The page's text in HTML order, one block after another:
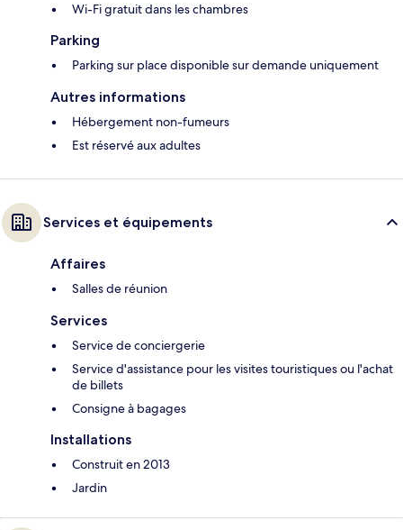
Wi-Fi gratuit dans les chambres
Parking
Parking sur place disponible sur demande uniquement
Autres informations
Hébergement non-fumeurs
Est réservé aux adultes
Services et équipements
Affaires
Salles de réunion
Services
Service de conciergerie
Service d'assistance pour les visites touristiques ou l'achat
de billets
Consigne à bagages
Installations
Construit en 2013
Jardin